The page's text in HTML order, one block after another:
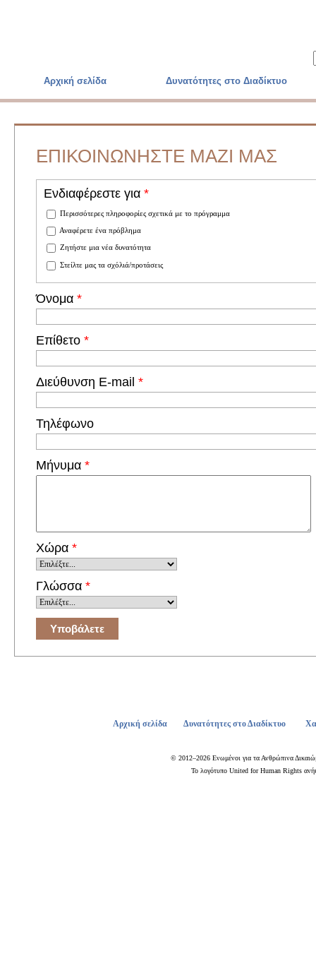
Αρχική σελίδα Δυνατότητες στο Διαδίκτυο
ΕΠΙΚΟΙΝΩΝΗΣΤΕ ΜΑΖΙ ΜΑΣ
Ενδιαφέρεστε για *
Περισσότερες πληροφορίες σχετικά με το πρόγραμμα
Αναφέρετε ένα πρόβλημα
Ζητήστε μια νέα δυνατότητα
Στείλτε μας τα σχόλιά/προτάσεις
Όνομα *
Επίθετο *
Διεύθυνση E-mail *
Τηλέφωνο
Μήνυμα *
Χώρα *
Γλώσσα *
Αρχική σελίδα Δυνατότητες στο Διαδίκτυο
© 2012–2026 Ενωμένοι για τα Ανθρώπινα
Το λογότυπο United for Human Rights